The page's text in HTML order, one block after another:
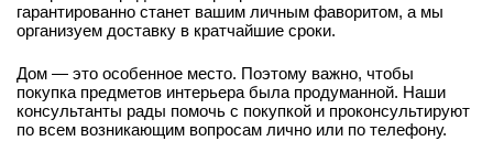
гарантированно станет вашим личным фаворитом, а мы
организуем доставку в кратчайшие сроки.
Дом — это особенное место. Поэтому важно, чтобы
покупка предметов интерьера была продуманной. Наши
консультанты рады помочь с покупкой и проконсультируют
по всем возникающим вопросам лично или по телефону.